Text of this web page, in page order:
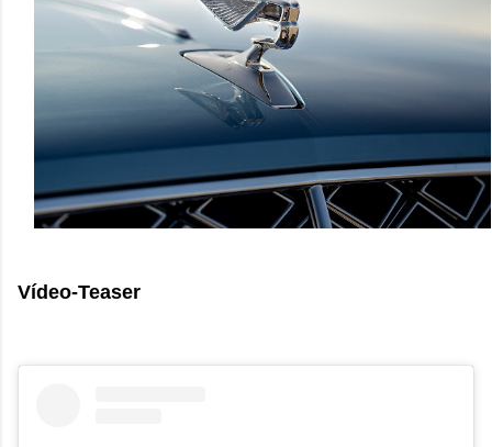
Vídeo-Teaser